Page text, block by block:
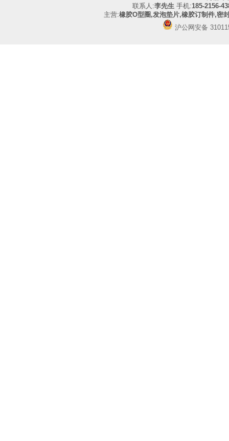
联系人:李先生 手机:185-2156-
主营:橡胶O型圈,发泡垫片,橡胶订制件,密
沪公网安备